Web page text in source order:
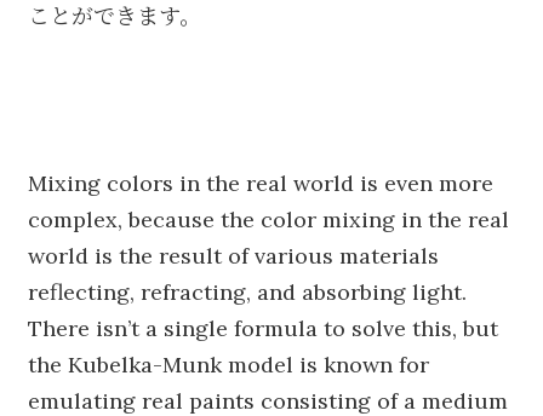
ことができます。
Mixing colors in the real world is even more
complex, because the color mixing in the real
world is the result of various materials
reflecting, refracting, and absorbing light.
There isn’t a single formula to solve this, but
the Kubelka-Munk model is known for
emulating real paints consisting of a medium